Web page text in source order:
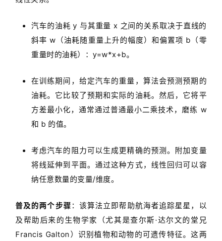
汽车的油耗 y 与其重量 x 之间的关系取决于直线的
斜率 w（油耗随重量上升的幅度）和偏置项 b（零
重量时的油耗）：y=w*x+b。
在训练期间，给定汽车的重量，算法会预测预期的
油耗。它比较了预期和实际的油耗。然后，它将平
方差最小化，通常通过普通最小二乘技术，磨练 w
和 b 的值。
考虑汽车的阻力可以生成更精确的预测。附加变量
将线延伸到平面。通过这种方式，线性回归可以容
纳任意数量的变量/维度。
普及的两个步骤 ：该算法立即帮助航海者追踪星星，以
及帮助后来的生物学家（尤其是查尔斯·达尔文的堂兄
Francis Galton）识别植物和动物的可遗传特征。这两